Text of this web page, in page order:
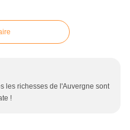
les richesses de l'Auvergne sont
!